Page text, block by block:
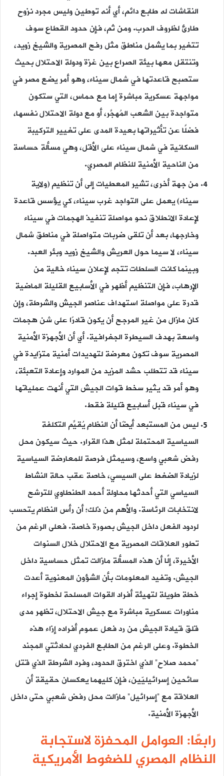
النقاشات له طابع دائم، أي أنه توطين وليس مجرد نزوح
طارئ لظروف الحرب. ومن ثم، فإن حدود القطاع سوف
تتغير بما يشمل مناطق مثل رفح المصرية والشيخ زويد،
وتنتقل معها بيئة الصراع بين غزة ودولة الاحتلال بحيث
ستصبح قاعدتها في شمال سيناء، وهو أمر يضع مصر في
مواجهة عسكرية مباشرة إما مع حماس، التي ستكون
متواجدة بين الشعب المُهجَّر، أو مع دولة الاحتلال نفسها،
فضلًا عن تأثيراتها بعيدة المدى على تغيير التركيبة
السكانية في شمال سيناء على الأقل، وهي مسألة حساسة
من الناحية الأمنية للنظام المصري.
من جهة أخرى، تشير المعطيات إلى أن تنظيم (ولاية
سيناء) يعمل على التواجد غرب سيناء، كي يؤسس قاعدة
لإعادة الانطلاق نحو مواصلة تنفيذ الهجمات في سيناء
وخارجها، بعد أن تلقى ضربات متواصلة في مناطق شمال
سيناء، لا سيما حول العريش والشيخ زويد وبئر العبد.
وبينما كانت السلطات تتجه لإعلان سيناء خالية من
الإرهاب، فإن التنظيم أظهر في الأسابيع القليلة الماضية
قدرة على مواصلة استهداف عناصر الجيش والشرطة، وإن
كان مازال من غير المرجح أن يكون قادرًا على شن هجمات
واسعة بهدف السيطرة الجغرافية. أي أن الأجهزة الأمنية
المصرية سوف تكون معرضة لتهديدات أمنية متزايدة في
سيناء قد تتطلب حشد المزيد من الموارد وإعادة التعبئة،
وهو أمر قد يثير سخط قوات الجيش التي أنهت عملياتها
في سيناء قبل أسابيع قليلة فقط.
ليس من المستبعد أيضًا أن النظام يُقيِّم التكلفة
السياسية المحتملة لمثل هذا القرار. حيث سيكون محل
رفض شعبي واسع، وسيمثل فرصة للمعارضة السياسية
لزيادة الضغط على السيسي، خاصة عقب حالة النشاط
السياسي التي أحدثها محاولة أحمد الطنطاوي للترشح
لانتخابات الرئاسة. والأهم من ذلك؛ أن رأس النظام يتحسب
لردود الفعل داخل الجيش بصورة خاصة. فعلى الرغم من
تطور العلاقات المصرية مع الاحتلال خلال السنوات
الأخيرة، إلَّا أن هذه المسألة مازالت تمثل حساسية داخل
الجيش. وتفيد المعلومات بأن الشؤون المعنوية أعدت
خطة طويلة لتهيئة أفراد القوات المسلحة لخطوة إجراء
مناورات عسكرية مباشرة مع جيش الاحتلال، تظهر مدى
قلق قيادة الجيش من رد فعل عموم أفراده إزاء هذه
الخطوة. وعلى الرغم من الطابع الفردي لحادثتي المجند
“محمد صلاح” الذي اخترق الحدود، وفرد الشرطة الذي قتل
سائحين إسرائيليّين، فإن كليهما يعكسان حقيقة أن
العلاقة مع “إسرائيل” مازالت محل رفض شعبي حتى داخل
الأجهزة الأمنية.
رابعًا: العوامل المحفزة لاستجابة
النظام المصري للضغوط الأمريكية